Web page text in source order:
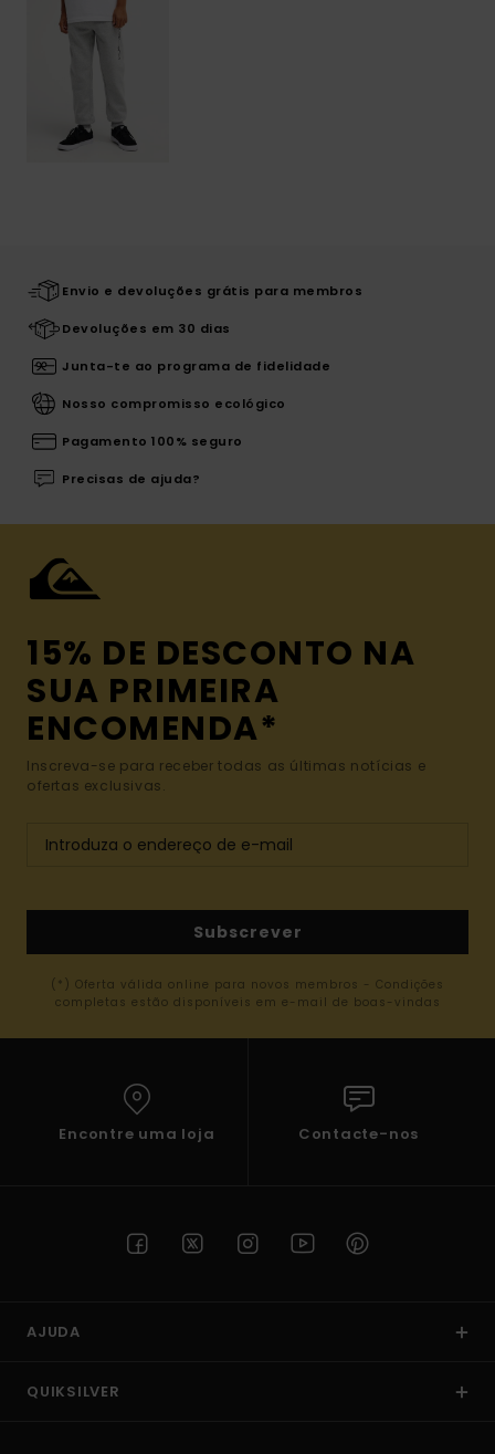
Envio e devoluções grátis para membros
Devoluções em 30 dias
Junta-te ao programa de fidelidade
Nosso compromisso ecológico
Pagamento 100% seguro
Precisas de ajuda?
15% DE DESCONTO NA
SUA PRIMEIRA
ENCOMENDA*
Inscreva-se para receber todas as últimas notícias e
ofertas exclusivas.
Subscrever
(*) Oferta válida online para novos membros - Condições
completas estão disponíveis em e-mail de boas-vindas
Encontre uma loja Contacte-nos
AJUDA
QUIKSILVER